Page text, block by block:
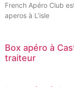
French Apéro Club
aperos à L’isle
Box apéro à
traiteur